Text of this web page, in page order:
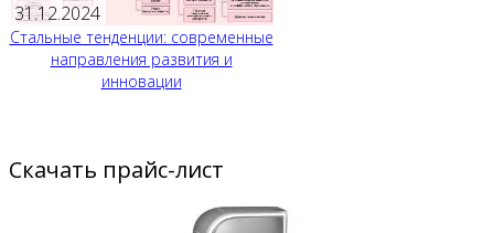
31.12.2024
Стальные тенденции: современные
направления развития и
инновации
Скачать прайс-лист